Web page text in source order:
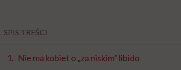
SPIS TREŚCI
Nie ma kobiet o „za niskim” libido